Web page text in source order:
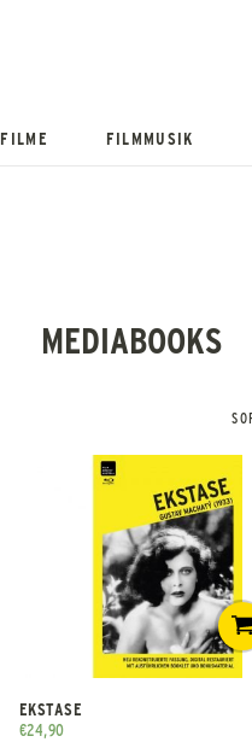
FILME FILMMUSIK
MEDIABOOKS
EKSTASE
€24,90